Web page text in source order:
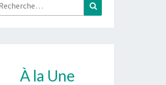
:
À la Une